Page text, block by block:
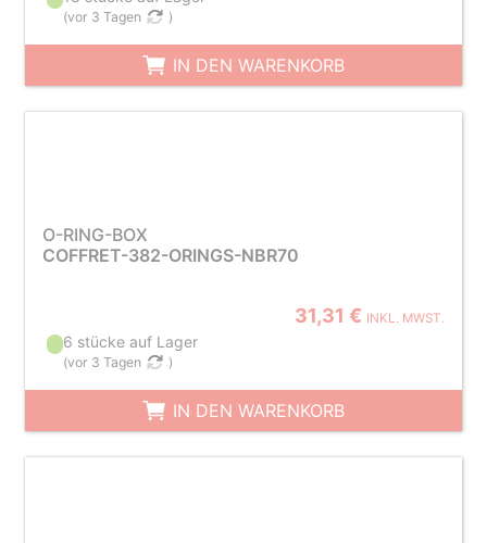
(vor 3 Tagen )
IN DEN WARENKORB
O-RING-BOX
COFFRET-382-ORINGS-NBR70
31,31 € INKL. MWST.
6 stücke auf Lager
(vor 3 Tagen )
IN DEN WARENKORB